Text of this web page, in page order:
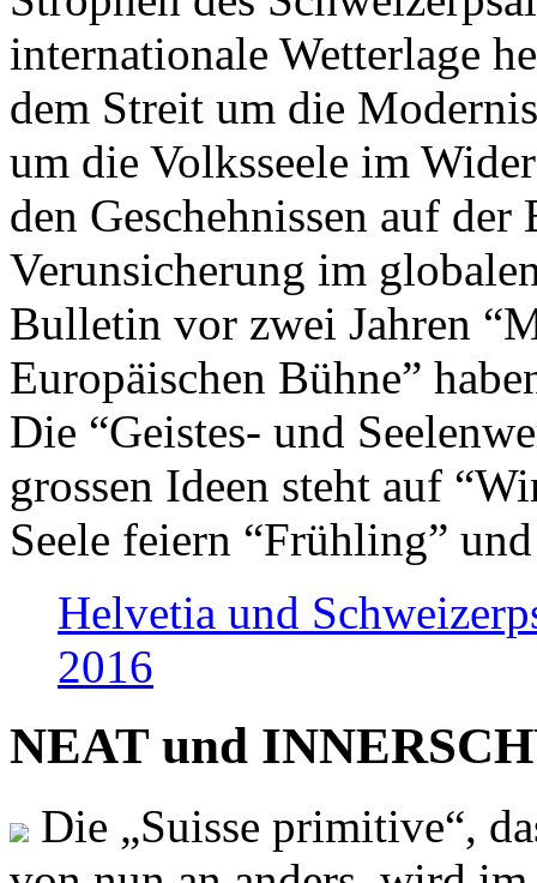
internationale Wetterlage
dem Streit um die
um die Volksseele im
den Geschehnissen auf
Verunsicherung im
Bulletin vor zwei Jahren
Europäischen Bühne”
Die “Geistes- und
grossen Ideen steht auf
Seele feiern “Frühling”
Helvetia und
2016
NEAT und
Die „Suisse primitive“,